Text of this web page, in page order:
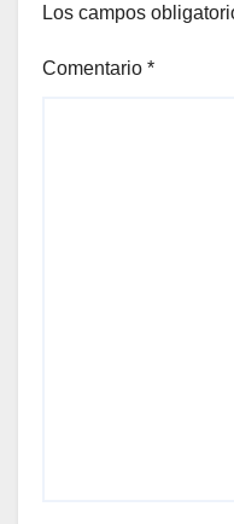
Los campos
Comentario *